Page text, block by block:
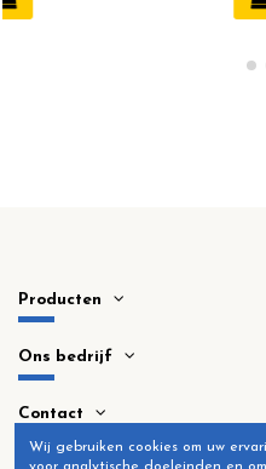
Producten
Ons bedrijf
Contact
Wij gebruiken cookies om uw